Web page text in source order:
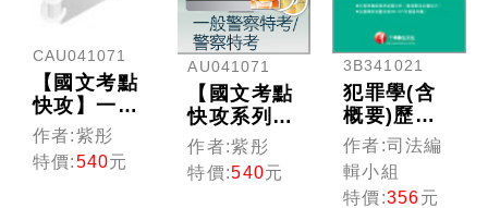
CAU041071
【國文考點
快攻】一般
警察特考/
警察特考
(線上版)
作者:紫彤
特價:540元
AU041071
【國文考點
快攻系列】
一般警察特
考/警察特
考(光碟版
作者:紫彤
特價:540元
3B341021
犯罪學(含
概要)歷屆
試題精闢新
解
作者:司法編
輯小組
特價:356元